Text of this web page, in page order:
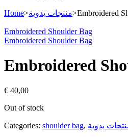
Home>منتجات يدوية>Embroidered
Embroidered Shoulder Bag
Embroidered Shoulder Bag
Embroidered
€ 40,00
Out of stock
Categories: shoulder bag, يدوية